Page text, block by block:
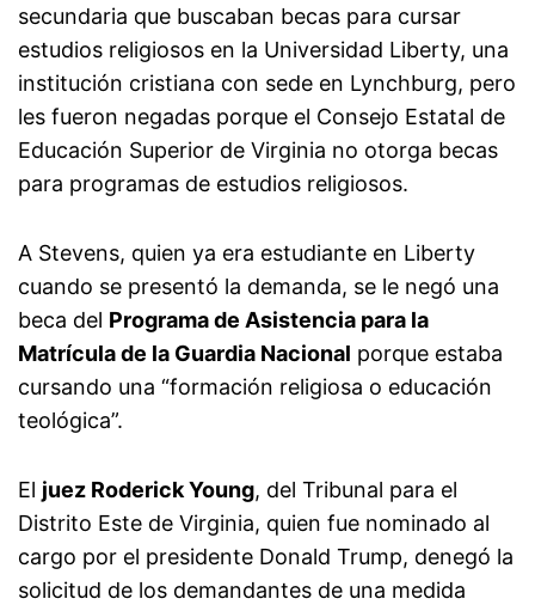
secundaria que buscaban becas para cursar
estudios religiosos en la Universidad Liberty, una
institución cristiana con sede en Lynchburg, pero
les fueron negadas porque el Consejo Estatal de
Educación Superior de Virginia no otorga becas
para programas de estudios religiosos.
A Stevens, quien ya era estudiante en Liberty
cuando se presentó la demanda, se le negó una
beca del Programa de Asistencia para la
Matrícula de la Guardia Nacional porque estaba
cursando una “formación religiosa o educación
teológica”.
El juez Roderick Young, del Tribunal para el
Distrito Este de Virginia, quien fue nominado al
cargo por el presidente Donald Trump, denegó la
solicitud de los demandantes de una medida